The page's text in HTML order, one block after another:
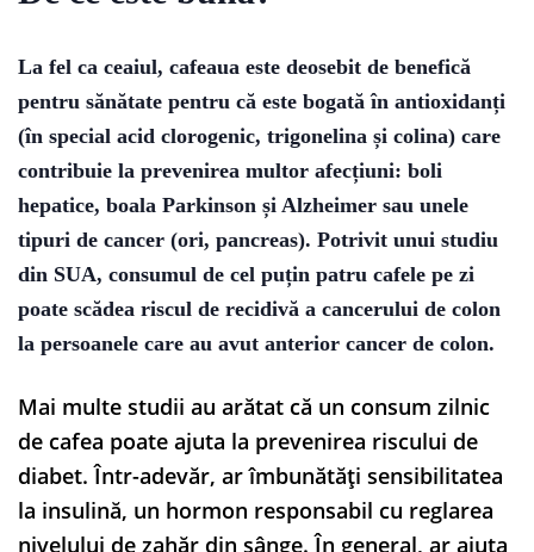
La fel ca ceaiul, cafeaua este deosebit de benefică
pentru sănătate pentru că este bogată în antioxidanți
(în special acid clorogenic, trigonelina și colina) care
contribuie la prevenirea multor afecțiuni: boli
hepatice, boala Parkinson și Alzheimer sau unele
tipuri de cancer (ori, pancreas). Potrivit unui studiu
din SUA, consumul de cel puțin patru cafele pe zi
poate scădea riscul de recidivă a cancerului de colon
la persoanele care au avut anterior cancer de colon.
Mai multe studii au arătat că un consum zilnic
de cafea poate ajuta la prevenirea riscului de
diabet. Într-adevăr, ar îmbunătăți sensibilitatea
la insulină, un hormon responsabil cu reglarea
nivelului de zahăr din sânge. În general, ar ajuta